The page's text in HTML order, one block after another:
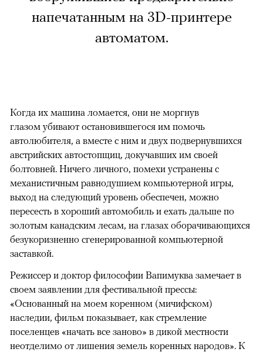
напечатанным на 3D-принтере
автоматом.
Когда их машина ломается, они не моргнув
глазом убивают остановившегося им помочь
автолюбителя, а вместе с ним и двух подвернувшихся
австрийских автостопщиц, докучавших им своей
болтовней. Ничего личного, помехи устранены с
механистичным равнодушием компьютерной игры,
выход на следующий уровень обеспечен, можно
пересесть в хороший автомобиль и ехать дальше по
золотым канадским лесам, на глазах оборачивающихся
безукоризненно сгенерированной компьютерной
заставкой.
Режиссер и доктор философии Вапимуква замечает в
своем заявлении для фестивальной прессы:
«Основанный на моем коренном (мичифском)
наследии, фильм показывает, как стремление
поселенцев «начать все заново» в дикой местности
неотделимо от лишения земель коренных народов». К